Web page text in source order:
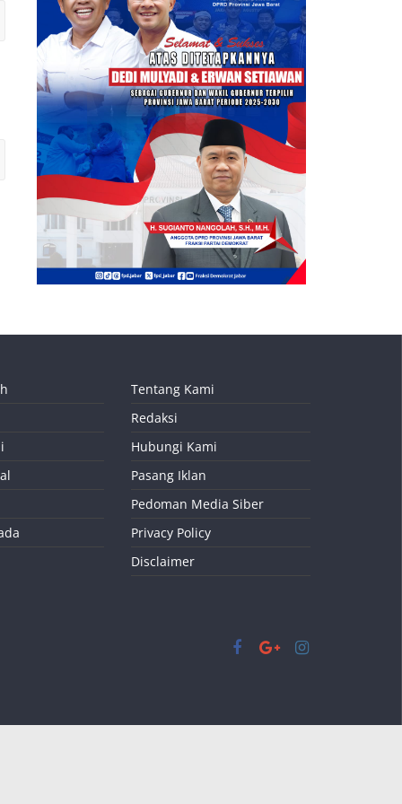
Tentang Kami
Redaksi
Hubungi Kami
Pasang Iklan
Pedoman Media Siber
Privacy Policy
Disclaimer